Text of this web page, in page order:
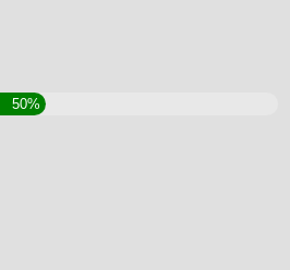
50%